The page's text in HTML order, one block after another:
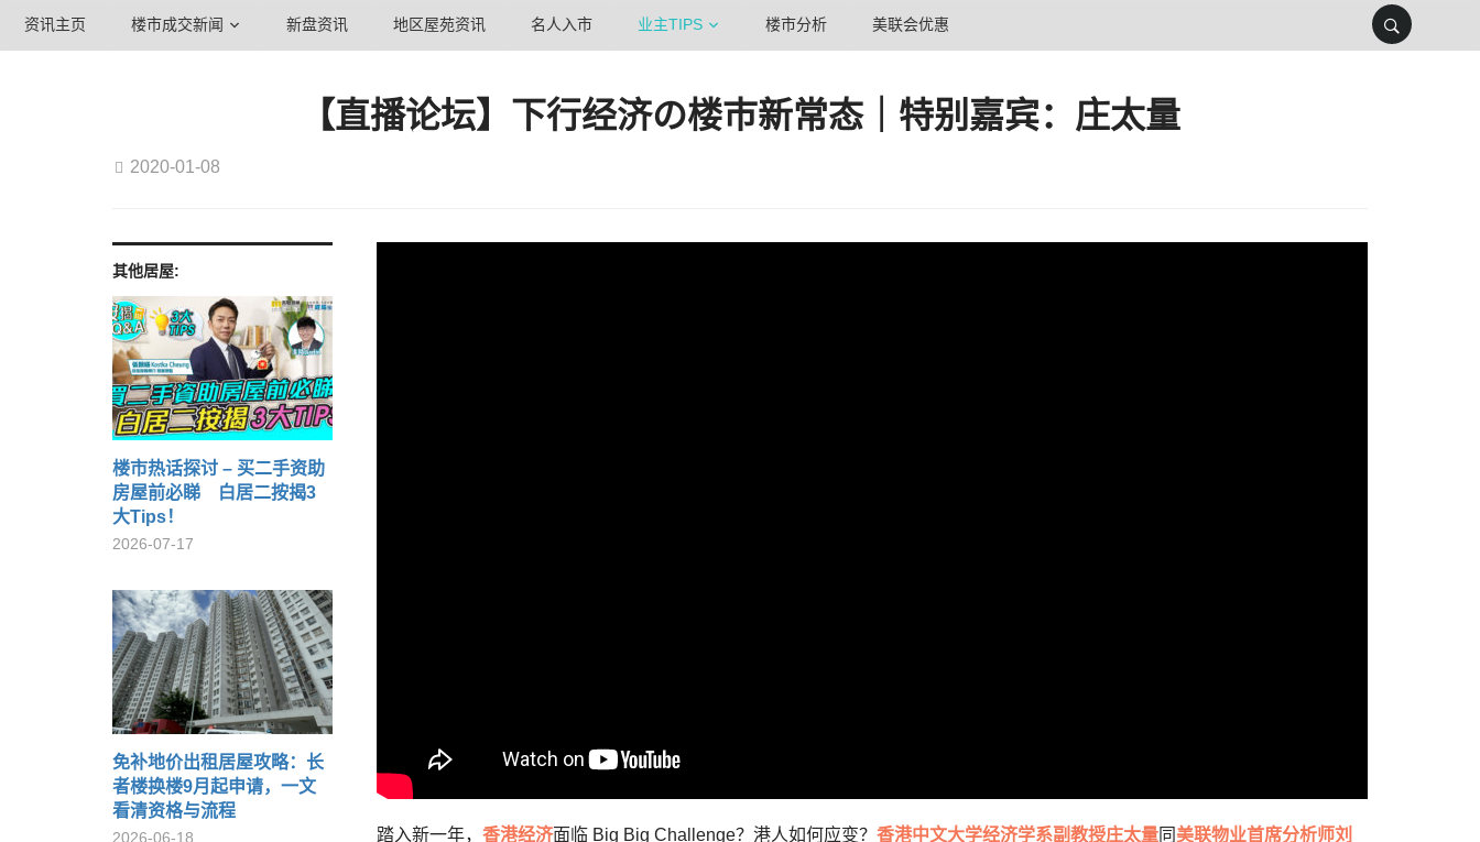
资讯主页 楼市成交新闻 新盘资讯 地区屋苑资讯 名人入市 业主TIPS 楼市分析 美联会优惠
【直播论坛】下行经济の楼巿新常态｜特别嘉宾：庄太量
2020-01-08
其他居屋:
楼市热话探讨 – 买二手资助
房屋前必睇 白居二按揭3
大Tips！
2026-07-17
免补地价出租居屋攻略：长
者楼换楼9月起申请，一文
看清资格与流程
2026-06-18 踏入新一年， 香港经济面临 Big Big Challenge？港人如何应变？ 香港中文大学经济学系副教授庄太量同 美联物业首席分析师刘